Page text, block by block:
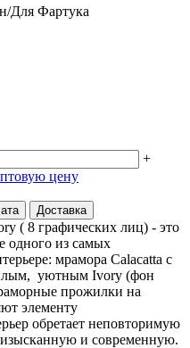
Для Фартука
+
цену
Доставка
( 8 графических лиц) - это
одного из самых
мрамора Calacatta с
уютным Ivory (фон
прожилки на
элементу
обретает неповторимую
изысканную и современную.